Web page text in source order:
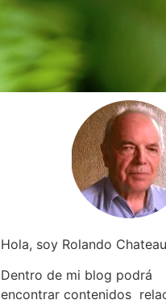
Hola, soy Rolando
Dentro de mi blog podrá
encontrar contenidos